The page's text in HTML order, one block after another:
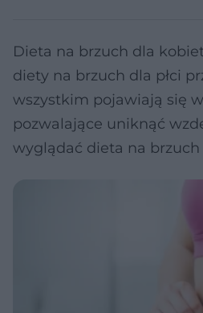
Dieta na brzuch dla
diety na brzuch dla płci
wszystkim pojawiają się
pozwalające uniknąć
wyglądać dieta na